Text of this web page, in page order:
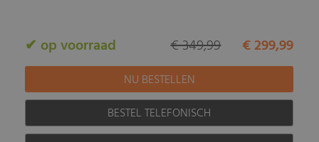
✔ op voorraad € 299,99
€ 349,99
BESTEL TELEFONISCH